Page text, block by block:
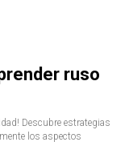
ruso
Descubre estrategias
los aspectos